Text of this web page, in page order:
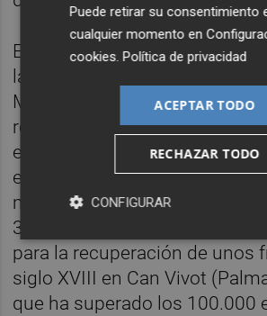
Entre sus proyectos más
la recuperación de la iglesia
Mártir, en Fuenteodra
reunir en tres campañas más
euros; la restauración de un
en Cabra de Mora (Teruel), un
menos de 100 habitantes que
32.000 euros en donaciones; y
para la recuperación de unos
siglo XVIII en Can Vivot
que ha superado los 100.000
Puede retirar su consentimiento
cualquier momento en
cookies.Política de privacidad
ACEPTAR TODO
RECHAZAR TODO
CONFIGURAR